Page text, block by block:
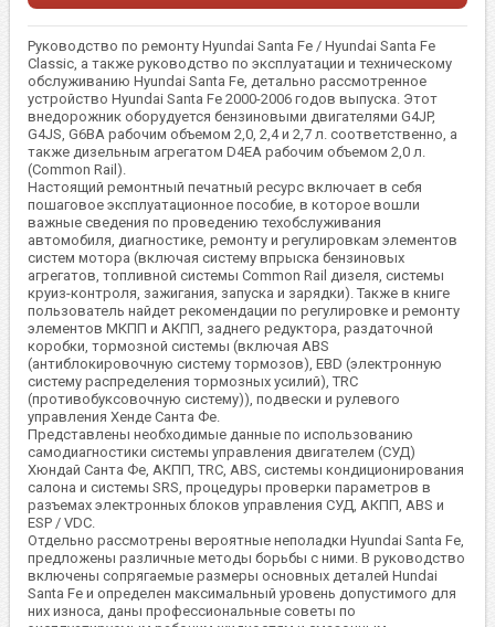
Руководство по ремонту Hyundai Santa Fe / Hyundai Santa Fe
Classic, а также руководство по эксплуатации и техническому
обслуживанию Hyundai Santa Fe, детально рассмотренное
устройство Hyundai Santa Fe 2000-2006 годов выпуска. Этот
внедорожник оборудуется бензиновыми двигателями G4JP,
G4JS, G6BA рабочим объемом 2,0, 2,4 и 2,7 л. соответственно, а
также дизельным агрегатом D4EA рабочим объемом 2,0 л.
(Common Rail).
Настоящий ремонтный печатный ресурс включает в себя
пошаговое эксплуатационное пособие, в которое вошли
важные сведения по проведению техобслуживания
автомобиля, диагностике, ремонту и регулировкам элементов
систем мотора (включая систему впрыска бензиновых
агрегатов, топливной системы Common Rail дизеля, системы
круиз-контроля, зажигания, запуска и зарядки). Также в книге
пользователь найдет рекомендации по регулировке и ремонту
элементов МКПП и АКПП, заднего редуктора, раздаточной
коробки, тормозной системы (включая ABS
(антиблокировочную систему тормозов), EBD (электронную
систему распределения тормозных усилий), TRC
(противобуксовочную систему)), подвески и рулевого
управления Хенде Санта Фе.
Представлены необходимые данные по использованию
самодиагностики системы управления двигателем (СУД)
Хюндай Санта Фе, АКПП, TRC, ABS, системы кондиционирования
салона и системы SRS, процедуры проверки параметров в
разъемах электронных блоков управления СУД, АКПП, ABS и
ESP / VDC.
Отдельно рассмотрены вероятные неполадки Hyundai Santa Fe,
предложены различные методы борьбы с ними. В руководство
включены сопрягаемые размеры основных деталей Hundai
Santa Fe и определен максимальный уровень допустимого для
них износа, даны профессиональные советы по